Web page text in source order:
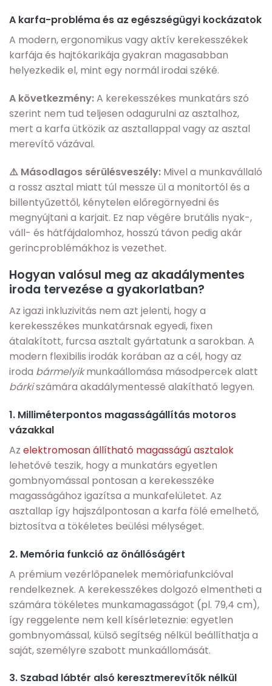
A karfa-probléma és az egészségügyi kockázatok
A modern, ergonomikus vagy aktív kerekesszékek
karfája és hajtókarikája gyakran magasabban
helyezkedik el, mint egy normál irodai széké.
A következmény:A kerekesszékes munkatárs szó
szerint nem tud teljesen odagurulni az asztalhoz,
mert a karfa ütközik az asztallappal vagy az asztal
merevítő vázával.
⚠️ Másodlagos sérülésveszély: Mivel a munkavállaló
a rossz asztal miatt túl messze ül a monitortól és a
billentyűzettől, kénytelen előregörnyedni és
megnyújtani a karjait. Ez nap végére brutális nyak-,
váll- és hátfájdalomhoz, hosszú távon pedig akár
gerincproblémákhoz is vezethet.
Hogyan valósul meg az akadálymentes
iroda tervezése a gyakorlatban?
Az igazi inkluzivitás nem azt jelenti, hogy a
kerekesszékes munkatársnak egyedi, fixen
átalakított, furcsa asztalt gyártatunk a sarokban. A
modern flexibilis irodák korában az a cél, hogy az
iroda bármelyikmunkaállomása másodpercek alatt
bárkiszámára akadálymentessé alakítható legyen.
1. Milliméterpontos magasságállítás motoros
vázakkal
Az elektromosan állítható magasságú asztalok
lehetővé teszik, hogy a munkatárs egyetlen
gombnyomással pontosan a kerekesszéke
magasságához igazítsa a munkafelületet. Az
asztallap így hajszálpontosan a karfa fölé emelhető,
biztosítva a tökéletes beülési mélységet.
2. Memória funkció az önállóságért
A prémium vezérlőpanelek memóriafunkcióval
rendelkeznek. A kerekesszékes dolgozó elmentheti a
számára tökéletes munkamagasságot (pl. 79,4 cm),
így reggelente nem kell kísérleteznie: egyetlen
gombnyomással, külső segítség nélkül beállíthatja a
saját, személyre szabott munkaállomását.
3. Szabad lábtér alsó keresztmerevítők nélkül